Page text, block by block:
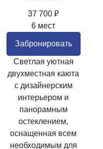
37 700 ₽
6 мест
Забронировать
Светлая уютная
двухместная каюта
с дизайнерским
интерьером и
панорамным
остеклением,
оснащенная всем
необходимым для